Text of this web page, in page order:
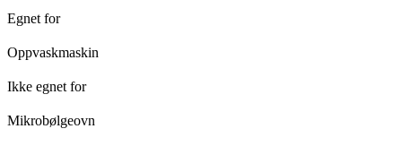
Egnet for
Oppvaskmaskin
Ikke egnet for
Mikrobølgeovn